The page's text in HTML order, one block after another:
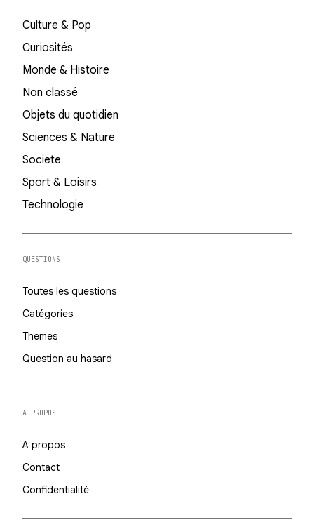
Culture & Pop
Curiosités
Monde & Histoire
Non classé
Objets du quotidien
Sciences & Nature
Societe
Sport & Loisirs
Technologie
QUESTIONS
Toutes les questions
Catégories
Themes
Question au hasard
A PROPOS
A propos
Contact
Confidentialité